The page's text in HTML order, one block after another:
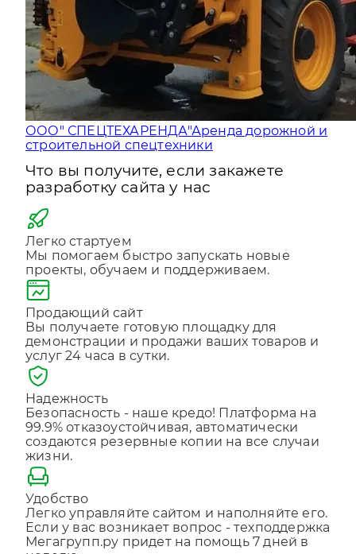
ООО" СПЕЦТЕХАРЕНДА"Аренда дорожной и
Что вы получите, если закажете
разработку сайта у нас
Легко стартуем
Мы помогаем быстро запускать новые
проекты, обучаем и поддерживаем.
Продающий сайт
Вы получаете готовую площадку для
демонстрации и продажи ваших товаров и
услуг 24 часа в сутки.
Надежность
Безопасность - наше кредо! Платформа на
99.9% отказоустойчивая, автоматически
создаются резервные копии на все случаи
жизни.
Удобство
Легко управляйте сайтом и наполняйте его.
Если у вас возникает вопрос - техподдержка
Отправляя форму, Вы принимаете
конфиденциальности